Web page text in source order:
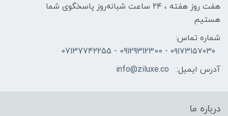
هفت روز هفته ، ۲۴ ساعت شبانه‌روز پاسخگوی شما
هستیم
شماره تماس:
۰۹۱۷۳۱۵۷۰۳۰ - 09129312300 - 07137742255
آدرس ایمیل:
info@ziluxe.co
درباره ما